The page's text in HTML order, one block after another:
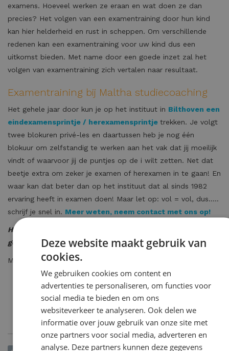
examens. Hoeveel werken ze eraan en wat doen ze dan
precies? Het volgen van een examentraining door hun kind
kan hier helderheid en rust in scheppen. Om verschillende
redenen kan een examentraining voor uw kind dus een
uitkomst bieden. Met name door een goede inzet zal het
volgen van examentraining zich vertalen naar resultaat.
Examentraining bij Maltha studiecoaching
Het gehele jaar door kun je op het instituut in Bilthoven een
eindexamensprintje / herexamensprintje trekken. Je volgt
twee blokuren privé-les en daartussen heb je nog één
blokuur om zelfstandig te werken aan het vak dat jij moeilijk
vindt of waarvoor jij de puntjes op de i wilt zetten. Net dat
beetje extra om zeker je examen of herexamen in te gaan! En
waar kan dat beter dan op het instituut dat al sinds 1982
ervaring heeft in examen doen! Maar let op: vol = vol, dus…..
schrijf je snel in. Meer weten, neem contact met ons op!
Heb jij ervaring met examentrainingen? En heeft het jou
geholpen?
Misschien zijn deze artikelen ook interessant voor jou?
Hoe maak ik een mindmap?
De 5 studietips tegen stress!
Hoe maak ik mijn studiekeuze?
Deze website maakt gebruik van
cookies.
We gebruiken cookies om content en
advertenties te personaliseren, om functies voor
social media te bieden en om ons
websiteverkeer te analyseren. Ook delen we
informatie over jouw gebruik van onze site met
onze partners voor social media, adverteren en
analyse. Deze partners kunnen deze gegevens